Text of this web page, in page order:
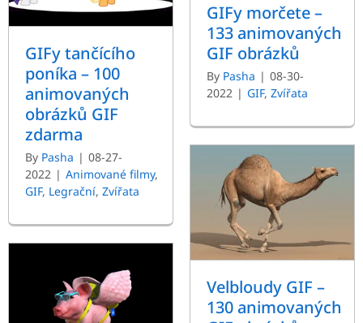
GIFy morčete –
133 animovaných
GIF obrázků
By Pasha | 08-30-
2022 | GIF, Zvířata
GIFy tančícího
poníka – 100
animovaných
obrázků GIF
zdarma
By Pasha | 08-27-
2022 | Animované filmy,
GIF, Legrační, Zvířata
Velbloudy GIF –
130 animovaných